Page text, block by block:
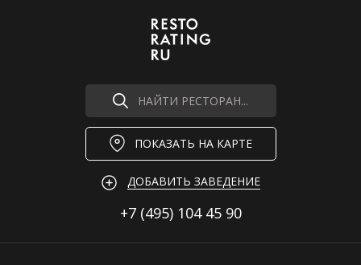
НАЙТИ РЕСТОРАН...
ПОКАЗАТЬ НА КАРТЕ
ДОБАВИТЬ ЗАВЕДЕНИЕ
+7 (495) 104 45 90